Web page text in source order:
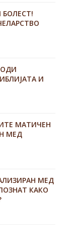
БОЛЕСТ!
И
МАТИЧЕН
МЕД
МЕД
КАКО